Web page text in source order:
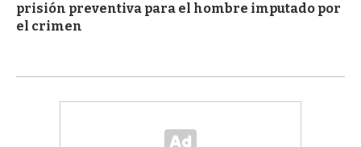
prisión preventiva para el hombre imputado por
el crimen